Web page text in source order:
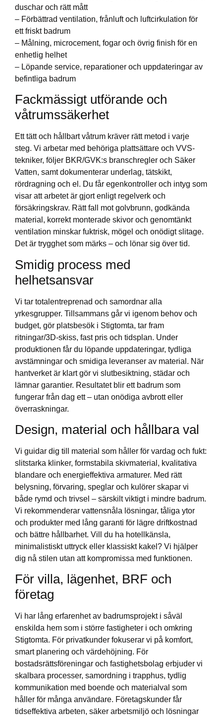
duschar och rätt mått
– Förbättrad ventilation, frånluft och luftcirkulation för
ett friskt badrum
– Målning, microcement, fogar och övrig finish för en
enhetlig helhet
– Löpande service, reparationer och uppdateringar av
befintliga badrum
Fackmässigt utförande och
våtrumssäkerhet
Ett tätt och hållbart våtrum kräver rätt metod i varje
steg. Vi arbetar med behöriga plattsättare och VVS-
tekniker, följer BKR/GVK:s branschregler och Säker
Vatten, samt dokumenterar underlag, tätskikt,
rördragning och el. Du får egenkontroller och intyg som
visar att arbetet är gjort enligt regelverk och
försäkringskrav. Rätt fall mot golvbrunn, godkända
material, korrekt monterade skivor och genomtänkt
ventilation minskar fuktrisk, mögel och onödigt slitage.
Det är trygghet som märks – och lönar sig över tid.
Smidig process med
helhetsansvar
Vi tar totalentreprenad och samordnar alla
yrkesgrupper. Tillsammans går vi igenom behov och
budget, gör platsbesök i Stigtomta, tar fram
ritningar/3D-skiss, fast pris och tidsplan. Under
produktionen får du löpande uppdateringar, tydliga
avstämningar och smidiga leveranser av material. När
hantverket är klart gör vi slutbesiktning, städar och
lämnar garantier. Resultatet blir ett badrum som
fungerar från dag ett – utan onödiga avbrott eller
överraskningar.
Design, material och hållbara val
Vi guidar dig till material som håller för vardag och fukt:
slitstarka klinker, formstabila skivmaterial, kvalitativa
blandare och energieffektiva armaturer. Med rätt
belysning, förvaring, speglar och kulörer skapar vi
både rymd och trivsel – särskilt viktigt i mindre badrum.
Vi rekommenderar vattensnåla lösningar, tåliga ytor
och produkter med lång garanti för lägre driftkostnad
och bättre hållbarhet. Vill du ha hotellkänsla,
minimalistiskt uttryck eller klassiskt kakel? Vi hjälper
dig nå stilen utan att kompromissa med funktionen.
För villa, lägenhet, BRF och
företag
Vi har lång erfarenhet av badrumsprojekt i såväl
enskilda hem som i större fastigheter i och omkring
Stigtomta. För privatkunder fokuserar vi på komfort,
smart planering och värdehöjning. För
bostadsrättsföreningar och fastighetsbolag erbjuder vi
skalbara processer, samordning i trapphus, tydlig
kommunikation med boende och materialval som
håller för många användare. Företagskunder får
tidseffektiva arbeten, säker arbetsmiljö och lösningar